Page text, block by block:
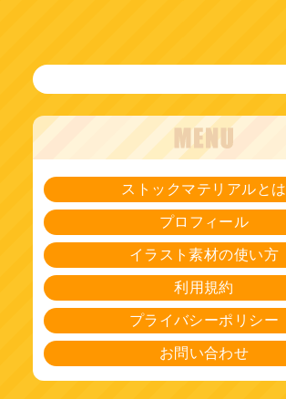
ストックマテリアルとは
プロフィール
イラスト素材の使い方
利用規約
プライバシーポリシー
お問い合わせ